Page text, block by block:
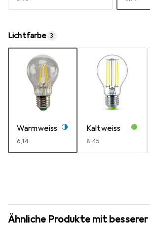
Lichtfarbe 3
Warmweiss
EUR
6,14
Kaltweiss
EUR
8,45
Ähnliche Produkte mit besserer